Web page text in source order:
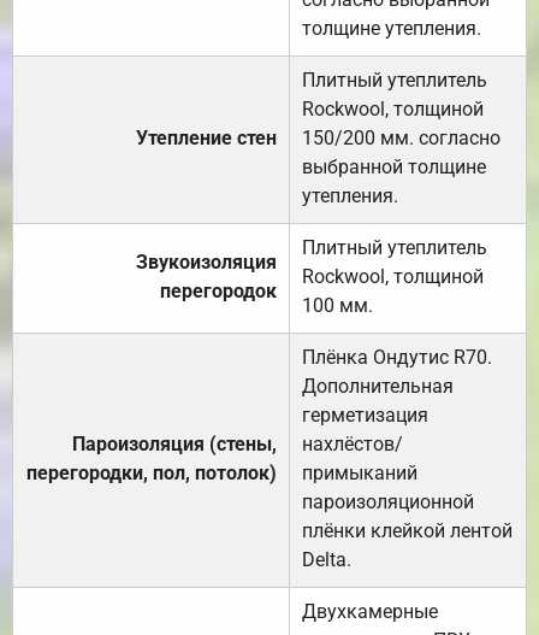
толщине утепления.
Утепление стен
Плитный утеплитель
Rockwool, толщиной
150/200 мм. согласно
выбранной толщине
утепления.
Звукоизоляция
перегородок
Плитный утеплитель
Rockwool, толщиной
100 мм.
Пароизоляция (стены,
перегородки, пол, потолок)
Плёнка Ондутис R70.
Дополнительная
герметизация
нахлёстов/
примыканий
пароизоляционной
плёнки клейкой лентой
Delta.
Двухкамерные